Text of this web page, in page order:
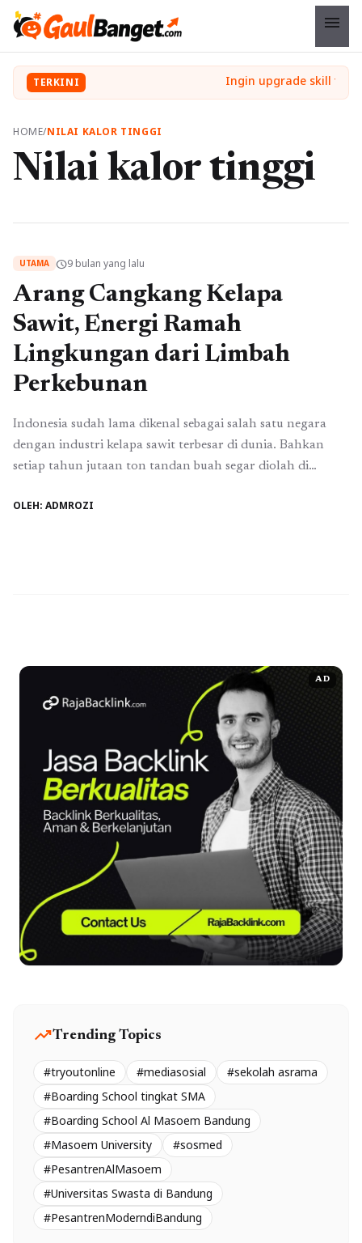
menu
TERKINI
HOME/NILAI KALOR TINGGI
Nilai kalor tinggi
UTAMA schedule9 bulan yang lalu
Arang Cangkang Kelapa
Sawit, Energi Ramah
Lingkungan dari Limbah
Perkebunan
Indonesia sudah lama dikenal sebagai salah satu negara
dengan industri kelapa sawit terbesar di dunia. Bahkan
setiap tahun jutaan ton tandan buah segar diolah di
mentah (CPO). Namun, dibalik tingginya produksi
OLEH: ADMROZI
AD
trending_upTrending Topics
#tryoutonline #mediasosial
#sekolah asrama
#Boarding School tingkat SMA
#Boarding School Al Masoem Bandung
#Masoem University
#sosmed
#PesantrenAlMasoem
#Universitas Swasta di Bandung
#PesantrenModerndiBandung